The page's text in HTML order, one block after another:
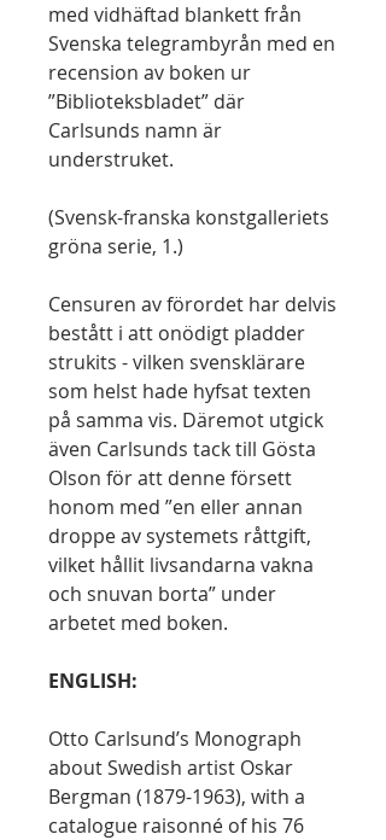
med vidhäftad blankett från
Svenska telegrambyrån med en
recension av boken ur
”Biblioteksbladet” där
Carlsunds namn är
understruket.
(Svensk-franska konstgalleriets
gröna serie, 1.)
Censuren av förordet har delvis
bestått i att onödigt pladder
strukits - vilken svensklärare
som helst hade hyfsat texten
på samma vis. Däremot utgick
även Carlsunds tack till Gösta
Olson för att denne försett
honom med ”en eller annan
droppe av systemets råttgift,
vilket hållit livsandarna vakna
och snuvan borta” under
arbetet med boken.
ENGLISH:
Otto Carlsund’s Monograph
about Swedish artist Oskar
Bergman (1879-1963), with a
catalogue raisonné of his 76